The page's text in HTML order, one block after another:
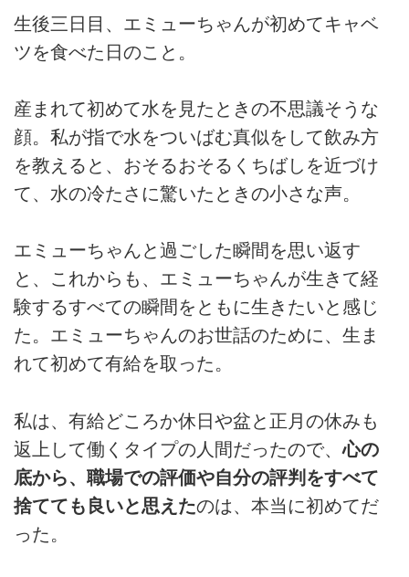
生後三日目、エミューちゃんが初めてキャベ
ツを食べた日のこと。
産まれて初めて水を見たときの不思議そうな
顔。私が指で水をついばむ真似をして飲み方
を教えると、おそるおそるくちばしを近づけ
て、水の冷たさに驚いたときの小さな声。
エミューちゃんと過ごした瞬間を思い返す
と、これからも、エミューちゃんが生きて経
験するすべての瞬間をともに生きたいと感じ
た。エミューちゃんのお世話のために、生ま
れて初めて有給を取った。
私は、有給どころか休日や盆と正月の休みも
返上して働くタイプの人間だったので、心の
底から、職場での評価や自分の評判をすべて
捨てても良いと思えたのは、本当に初めてだ
った。